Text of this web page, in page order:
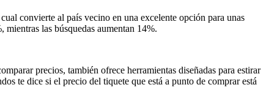
convierte al país vecino en una excelente opción para unas
las búsquedas aumentan 14%.
precios, también ofrece herramientas diseñadas para estirar
te dice si el precio del tiquete que está a punto de comprar está